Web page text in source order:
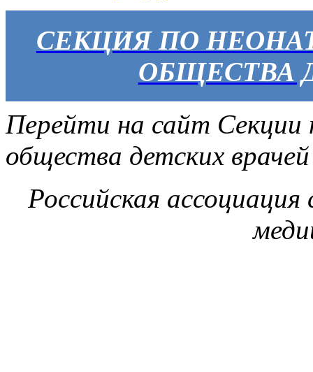
СЕКЦИЯ ПО
ОБЩЕСТВА
Перейти на сайт Секции
общества детских
Российская